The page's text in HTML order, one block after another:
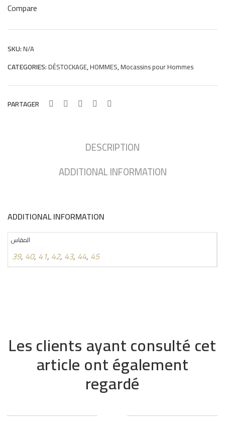
cuir
noir
i01
Quality
quantity
Compare
SKU: N/A
CATEGORIES: DÉSTOCKAGE,HOMMES,Mocassins pour Hommes
PARTAGER
DESCRIPTION
ADDITIONAL INFORMATION
ADDITIONAL INFORMATION
المقاس
39, 40, 41, 42, 43, 44, 45
Les clients ayant consulté cet
article ont également
regardé